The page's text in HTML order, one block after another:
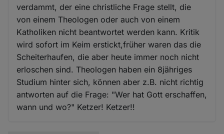
verdammt, der eine christliche Frage stellt, die
von einem Theologen oder auch von einem
Katholiken nicht beantwortet werden kann. Kritik
wird sofort im Keim erstickt,früher waren das die
Scheiterhaufen, die aber heute immer noch nicht
erloschen sind. Theologen haben ein 8jähriges
Studium hinter sich, können aber z.B. nicht richtig
antworten auf die Frage: "Wer hat Gott erschaffen,
wann und wo?" Ketzer! Ketzer!!